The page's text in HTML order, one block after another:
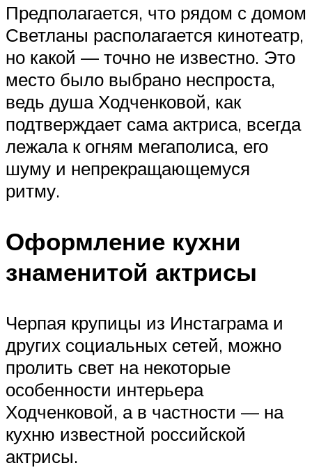
Предполагается, что рядом с домом
Светланы располагается кинотеатр,
но какой — точно не известно. Это
место было выбрано неспроста,
ведь душа Ходченковой, как
подтверждает сама актриса, всегда
лежала к огням мегаполиса, его
шуму и непрекращающемуся
ритму.
Оформление кухни
знаменитой актрисы
Черпая крупицы из Инстаграма и
других социальных сетей, можно
пролить свет на некоторые
особенности интерьера
Ходченковой, а в частности — на
кухню известной российской
актрисы.